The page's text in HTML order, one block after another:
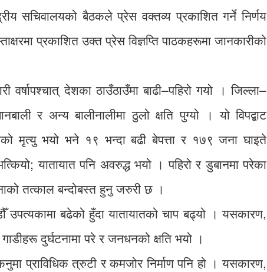
सचिवालयको बैठकले प्रेस वक्तव्य प्रकाशित गर्ने निर्णय
प्रकाशित उक्त प्रेस विज्ञप्ति पाठकहरूमा जानकारीको
देशका ठाउँठाउँमा बाढी–पहिरो गयो । जिल्ला–
र अन्य बालीनालीमा ठुलो क्षति पुग्यो । यो विपद्बाट
मृत्यु भयो भने १९ भन्दा बढी बेपत्ता र १७९ जना घाइते
यातायात पनि अवरुद्ध भयो । पहिरो र डुबानमा परेका
तत्काल बन्दोबस्त हुनु जरुरी छ ।
उपत्यकामा बढेको हुँदा यातायातको चाप बढ्यो । यसकारण,
दुर्घटनामा परे र जनधनको क्षति भयो ।
प्राविधिक त्रुटी र कमजोर निर्माण पनि हो । यसकारण,